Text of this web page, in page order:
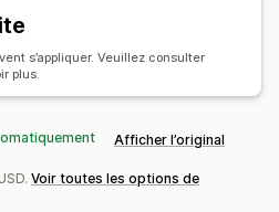
retour
des retours
de marque personnalisée
Analyses de données
s’appliquer. Veuillez consulter
plus.
Afficher l’original
Voir toutes les options de